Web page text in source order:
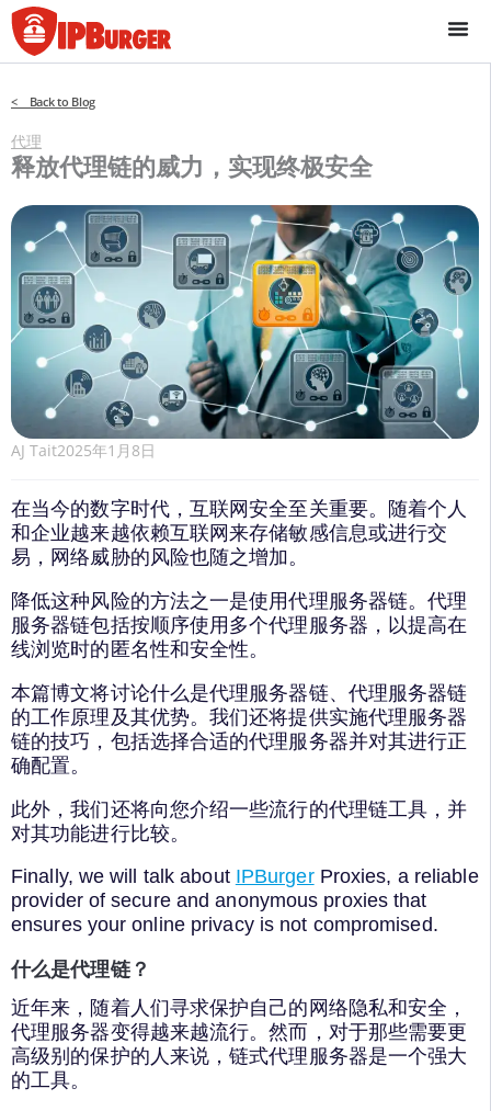
跳
至
内
< Back to Blog
代理
释放代理链的威力，实现终极安全
AJ Tait2025年1月8日
在当今的数字时代，互联网安全至关重要。随着个人
和企业越来越依赖互联网来存储敏感信息或进行交
易，网络威胁的风险也随之增加。
降低这种风险的方法之一是使用代理服务器链。代理
服务器链包括按顺序使用多个代理服务器，以提高在
线浏览时的匿名性和安全性。
本篇博文将讨论什么是代理服务器链、代理服务器链
的工作原理及其优势。我们还将提供实施代理服务器
链的技巧，包括选择合适的代理服务器并对其进行正
确配置。
此外，我们还将向您介绍一些流行的代理链工具，并
对其功能进行比较。
Finally, we will talk about IPBurgerProxies, a reliable
provider of secure and anonymous proxies that
ensures your online privacy is not compromised.
什么是代理链？
近年来，随着人们寻求保护自己的网络隐私和安全，
代理服务器变得越来越流行。然而，对于那些需要更
高级别的保护的人来说，链式代理服务器是一个强大
的工具。